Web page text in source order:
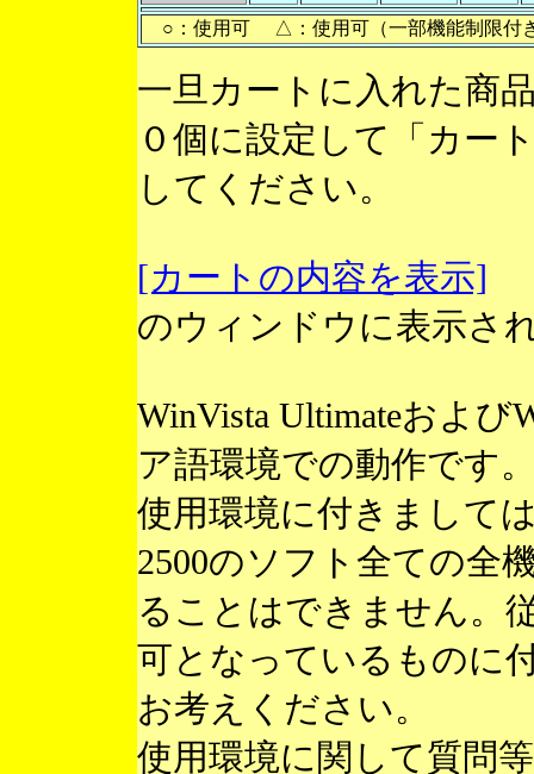
○：使用可 △：使用可（一部機能制限
一旦カートに入れた商
０個に設定して「カー
してください。
[カートの内容を表示]
のウィンドウに表示さ
WinVista Ultimateおよ
ア語環境での動作です
使用環境に付きまして
2500のソフト全ての全
ることはできません。
可となっているものに
お考えください。
使用環境に関して質問